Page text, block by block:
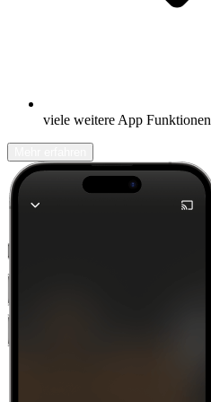
viele weitere App Funktionen